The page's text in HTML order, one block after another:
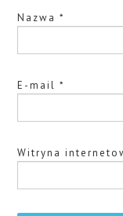
Nazwa*
E-mail*
Witryna